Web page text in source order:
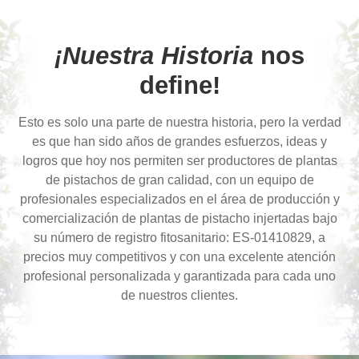
¡Nuestra Historia nos
define!
Esto es solo una parte de nuestra historia, pero la verdad
es que han sido años de grandes esfuerzos, ideas y
logros que hoy nos permiten ser productores de plantas
de pistachos de gran calidad, con un equipo de
profesionales especializados en el área de producción y
comercialización de plantas de pistacho injertadas bajo
su número de registro fitosanitario: ES-01410829, a
precios muy competitivos y con una excelente atención
profesional personalizada y garantizada para cada uno
de nuestros clientes.